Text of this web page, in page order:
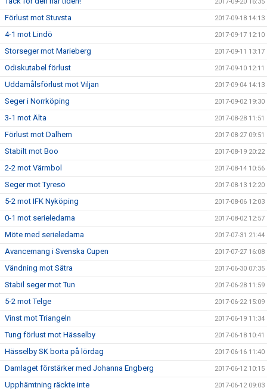
Förlust mot Stuvsta 2017-09-18 14:13
4-1 mot Lindö 2017-09-17 12:10
Storseger mot Marieberg 2017-09-11 13:17
Odiskutabel förlust 2017-09-10 12:11
Uddamålsförlust mot Viljan 2017-09-04 14:13
Seger i Norrköping 2017-09-02 19:30
3-1 mot Älta 2017-08-28 11:51
Förlust mot Dalhem 2017-08-27 09:51
Stabilt mot Boo 2017-08-19 20:22
2-2 mot Värmbol 2017-08-14 10:56
Seger mot Tyresö 2017-08-13 12:20
5-2 mot IFK Nyköping 2017-08-06 12:03
0-1 mot serieledarna 2017-08-02 12:57
Möte med serieledarna 2017-07-31 21:44
Avancemang i Svenska Cupen 2017-07-27 16:08
Vändning mot Sätra 2017-06-30 07:35
Stabil seger mot Tun 2017-06-28 11:59
5-2 mot Telge 2017-06-22 15:09
Vinst mot Triangeln 2017-06-19 11:34
Tung förlust mot Hässelby 2017-06-18 10:41
Hässelby SK borta på lördag 2017-06-16 11:40
Damlaget förstärker med Johanna Engberg 2017-06-12 10:15
Upphämtning räckte inte 2017-06-12 09:03